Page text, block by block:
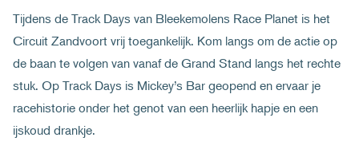
Tijdens de Track Days van Bleekemolens Race Planet is het
Circuit Zandvoort vrij toegankelijk. Kom langs om de actie op
de baan te volgen van vanaf de Grand Stand langs het rechte
stuk. Op Track Days is Mickey’s Bar geopend en ervaar je
racehistorie onder het genot van een heerlijk hapje en een
ijskoud drankje.